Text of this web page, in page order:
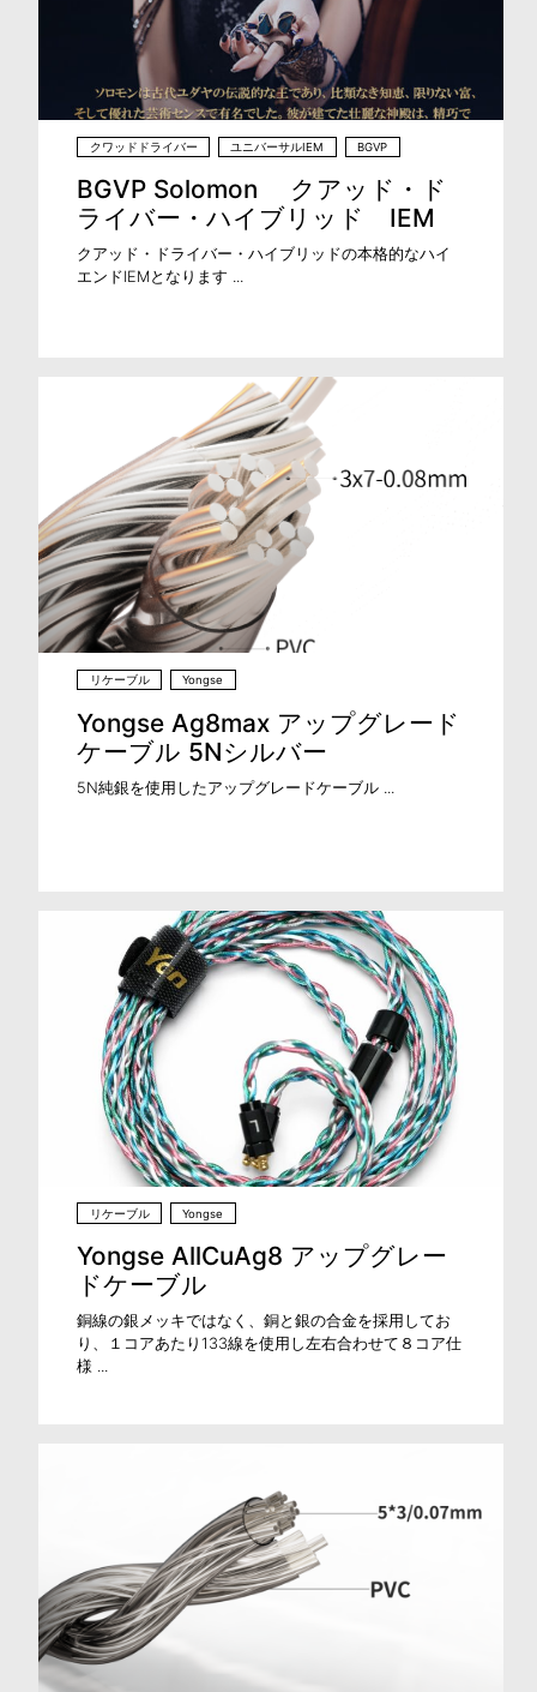
クワッドドライバー ユニバーサルIEM BGVP
BGVP Solomon クアッド・ド
ライバー・ハイブリッド IEM
クアッド・ドライバー・ハイブリッドの本格的なハイ
エンドIEMとなります ...
リケーブル Yongse
Yongse Ag8max アップグレード
ケーブル 5Nシルバー
5N純銀を使用したアップグレードケーブル ...
リケーブル Yongse
Yongse AllCuAg8 アップグレー
ドケーブル
銅線の銀メッキではなく、銅と銀の合金を採用してお
り、１コアあたり133線を使用し左右合わせて８コア仕
様 ...